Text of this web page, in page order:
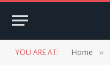
YOU ARE AT: Home »